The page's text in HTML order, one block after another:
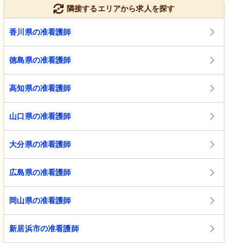
隣接するエリアから求人を探す
香川県の准看護師
徳島県の准看護師
高知県の准看護師
山口県の准看護師
大分県の准看護師
広島県の准看護師
岡山県の准看護師
新居浜市の准看護師